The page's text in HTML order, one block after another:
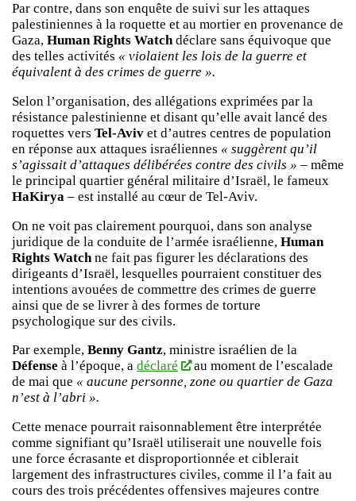
Par contre, dans son enquête de suivi sur les attaques
palestiniennes à la roquette et au mortier en provenance de
Gaza, Human Rights Watchdéclare sans équivoque que
des telles activités « violaient les lois de la guerre et
équivalent à des crimes de guerre ».
Selon l’organisation, des allégations exprimées par la
résistance palestinienne et disant qu’elle avait lancé des
roquettes vers Tel-Aviv et d’autres centres de population
en réponse aux attaques israéliennes « suggèrent qu’il
s’agissait d’attaques délibérées contre des civils » – même
le principal quartier général militaire d’Israël, le fameux
HaKirya – est installé au cœur de Tel-Aviv.
On ne voit pas clairement pourquoi, dans son analyse
juridique de la conduite de l’armée israélienne, Human
Rights Watch ne fait pas figurer les déclarations des
dirigeants d’Israël, lesquelles pourraient constituer des
intentions avouées de commettre des crimes de guerre
ainsi que de se livrer à des formes de torture
psychologique sur des civils.
Par exemple, Benny Gantz, ministre israélien de la
Défense à l’époque, a déclaré
au moment de l’escalade
de mai que « aucune personne, zone ou quartier de Gaza
n’est à l’abri ».
Cette menace pourrait raisonnablement être interprétée
comme signifiant qu’Israël utiliserait une nouvelle fois
une force écrasante et disproportionnée et ciblerait
largement des infrastructures civiles, comme il l’a fait au
cours des trois précédentes offensives majeures contre